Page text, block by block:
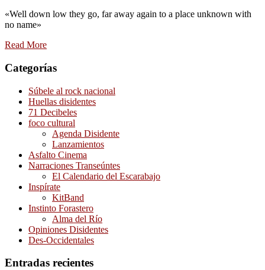
«Well down low they go, far away again to a place unknown with
no name»
Read More
Categorías
Súbele al rock nacional
Huellas disidentes
71 Decibeles
foco cultural
Agenda Disidente
Lanzamientos
Asfalto Cinema
Narraciones Transeúntes
El Calendario del Escarabajo
Inspírate
KitBand
Instinto Forastero
Alma del Río
Opiniones Disidentes
Des-Occidentales
Entradas recientes